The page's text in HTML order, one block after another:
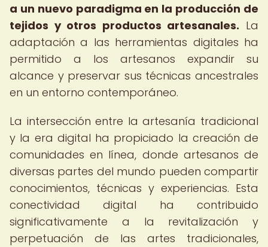
a un nuevo paradigma en la producción de
tejidos y otros productos artesanales. La
adaptación a las herramientas digitales ha
permitido a los artesanos expandir su
alcance y preservar sus técnicas ancestrales
en un entorno contemporáneo.
La intersección entre la artesanía tradicional
y la era digital ha propiciado la creación de
comunidades en línea, donde artesanos de
diversas partes del mundo pueden compartir
conocimientos, técnicas y experiencias. Esta
conectividad digital ha contribuido
significativamente a la revitalización y
perpetuación de las artes tradicionales,